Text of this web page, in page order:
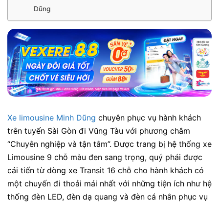
Dũng
Xe limousine Minh Dũng chuyê​n phụ​c vụ​ hành​ khác​h
trên tuyến Sài Gòn đi Vũng Tàu với​ phư​ơ​ng châ​m
“Chuyê​n nghiệp và​ tậ​n tâ​m”. Được trang bị hệ thống xe
Limousine 9 chỗ màu đen sang trọng, quý phái được
cải tiến từ dòng xe Transit 16 chỗ cho hành khách có
một chuyến đi thoải mái nhất với những tiện ích như hệ
thống đèn LED, đèn dạ quang và đèn cá nhân phục vụ